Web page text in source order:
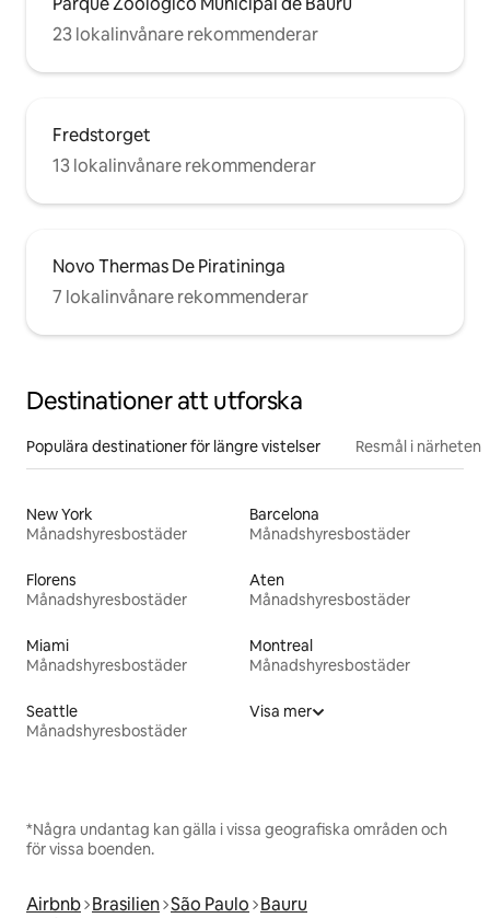
23 lokalinvånare rekommenderar
Fredstorget
13 lokalinvånare rekommenderar
Novo Thermas De Piratininga
7 lokalinvånare rekommenderar
Destinationer att utforska
Populära destinationer för längre vistelser Resmål i närheten
New York
Månadshyresbostäder
Barcelona
Månadshyresbostäder
Florens
Månadshyresbostäder
Aten
Månadshyresbostäder
Miami
Månadshyresbostäder
Montreal
Månadshyresbostäder
Seattle
Månadshyresbostäder
Visa mer
*Några undantag kan gälla i vissa geografiska områden och
för vissa boenden.
Airbnb Brasilien São Paulo Bauru